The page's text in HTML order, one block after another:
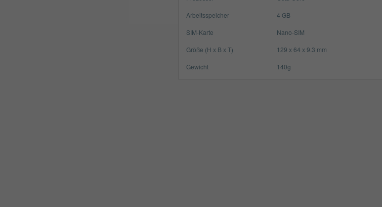
Arbeitsspeicher
4 GB
SIM-Karte
Nano-SIM
Größe (H x B x T)
129 x 64 x 9.3 mm
Gewicht
140g